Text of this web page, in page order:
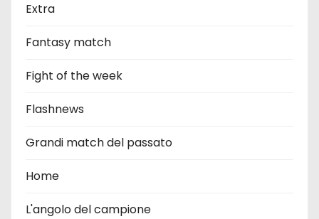
Extra
Fantasy match
Fight of the week
Flashnews
Grandi match del passato
Home
L'angolo del campione